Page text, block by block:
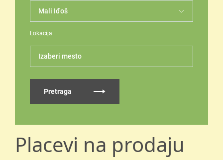
Lokacija
Izaberi mesto
Pretraga
Placevi na prodaju